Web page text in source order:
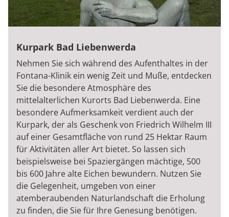
Kurpark Bad Liebenwerda
Nehmen Sie sich während des Aufenthaltes in der
Fontana-Klinik ein wenig Zeit und Muße, entdecken
Sie die besondere Atmosphäre des
mittelalterlichen Kurorts Bad Liebenwerda. Eine
besondere Aufmerksamkeit verdient auch der
Kurpark, der als Geschenk von Friedrich Wilhelm III
auf einer Gesamtfläche von rund 25 Hektar Raum
für Aktivitäten aller Art bietet. So lassen sich
beispielsweise bei Spaziergängen mächtige, 500
bis 600 Jahre alte Eichen bewundern. Nutzen Sie
die Gelegenheit, umgeben von einer
atemberaubenden Naturlandschaft die Erholung
zu finden, die Sie für Ihre Genesung benötigen.